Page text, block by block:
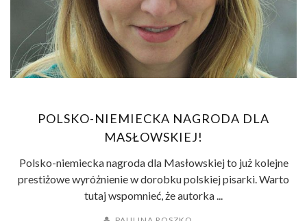
POLSKO-NIEMIECKA NAGRODA DLA
MASŁOWSKIEJ!
Polsko-niemiecka nagroda dla Masłowskiej to już kolejne
prestiżowe wyróżnienie w dorobku polskiej pisarki. Warto
tutaj wspomnieć, że autorka ...